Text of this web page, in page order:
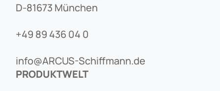
D-81673 München
+49 89 436 04 0
info@ARCUS-Schiffmann.de
PRODUKTWELT